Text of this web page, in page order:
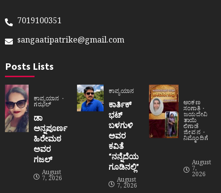
7019100351
sangaatipatrike@gmail.com
Posts Lists
ಕಾವ್ಯಯಾನ
ಗಝಲ್
ಡಾ
ಅನ್ನಪೂರ್ಣ
ಹಿರೇಮಠ
ಅವರ
ಗಜಲ್
August
7, 2026
ಕಾವ್ಯಯಾನ
ಕಾರ್ತಿಕ್
ಭಟ್
ಬಳಗುಳಿ
ಅವರ
ಕವಿತೆ
“ನನ್ನೆದೆಯ
ಗೂಡಿನಲ್ಲಿ”
August
7, 2026
ಅಂಕಣ
ಸಂಗಾತಿ
ಜಯದೇವಿ
ತಾಯಿ
ಲಿಗಾಡೆ
ಜೀವನ
ನಿಮ್ಮೊಂದಿಗೆ
August
7,
2026